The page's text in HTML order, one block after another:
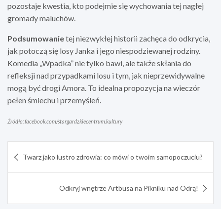
pozostaje kwestia, kto podejmie się wychowania tej nagłej
gromady maluchów.
Podsumowanietej niezwykłej historii zachęca do odkrycia,
jak potoczą się losy Janka i jego niespodziewanej rodziny.
Komedia „Wpadka” nie tylko bawi, ale także skłania do
refleksji nad przypadkami losu i tym, jak nieprzewidywalne
mogą być drogi Amora. To idealna propozycja na wieczór
pełen śmiechu i przemyśleń.
Źródło: facebook.com/stargardzkiecentrum.kultury
wpisu
Twarz jako lustro zdrowia: co mówi o twoim samopoczuciu?
Odkryj wnętrze Artbusa na Pikniku nad Odrą!